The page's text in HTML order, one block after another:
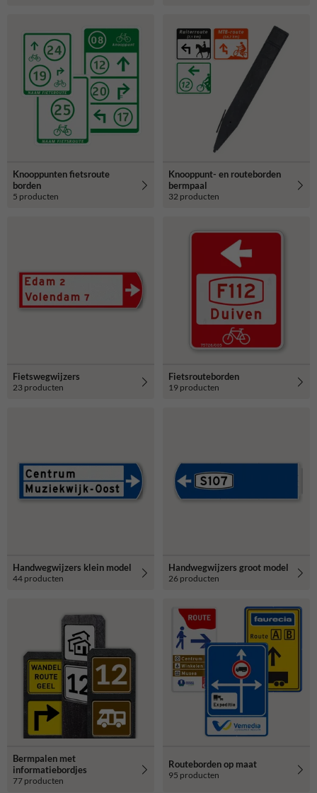
Knooppunten fietsroute
borden
5 producten
Knooppunt- en routeborden
bermpaal
32 producten
Fietswegwijzers
23 producten
Fietsrouteborden
19 producten
Handwegwijzers klein model
44 producten
Handwegwijzers groot model
26 producten
Bermpalen met
informatiebordjes
77 producten
Routeborden op maat
95 producten